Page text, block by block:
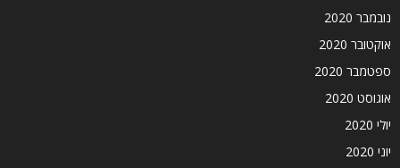
נובמבר 2020
אוקטובר 2020
ספטמבר 2020
אוגוסט 2020
יולי 2020
יוני 2020